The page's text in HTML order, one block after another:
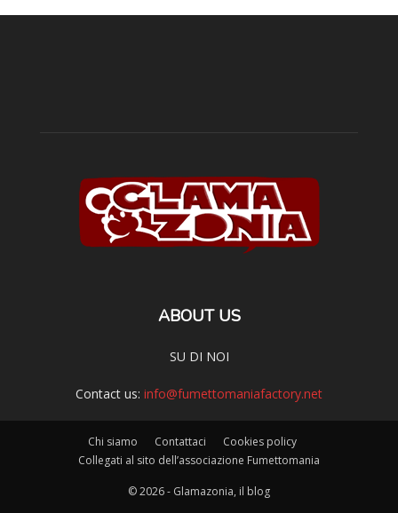
ABOUT US
SU DI NOI
Contact us: info@fumettomaniafactory.net
Chi siamo Contattaci
Cookies policy
Collegati al sito dell’associazione Fumettomania
© 2026 - Glamazonia, il blog